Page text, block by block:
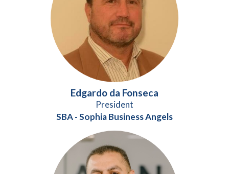
Edgardo da Fonseca
President
SBA - Sophia Business Angels